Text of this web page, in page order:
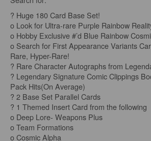
? Huge 180 Card Base Set!
o Look for Ultra-rare Purple Rainbow
o Hobby Exclusive #’d Blue Rainbow
o Search for First Appearance Variants
Rare, Hyper-Rare!
? Rare Character Autographs from
? Legendary Signature Comic Clippings
Pack Hits(On Average)
? 2 Base Set Parallel Cards
? 1 Themed Insert Card from the following
o Deep Lore- Weapons Plus
o Team Formations
o Cosmic Alpha